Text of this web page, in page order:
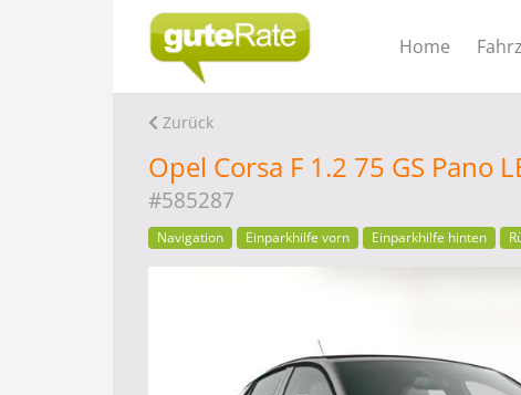
Home
Zurück
Opel Corsa F 1.2 75 GS Pano
#585287
Navigation Einparkhilfe vorn Einparkhilfe hinten